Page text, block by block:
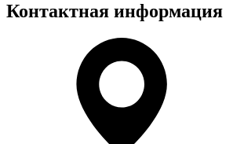
Контактная информация